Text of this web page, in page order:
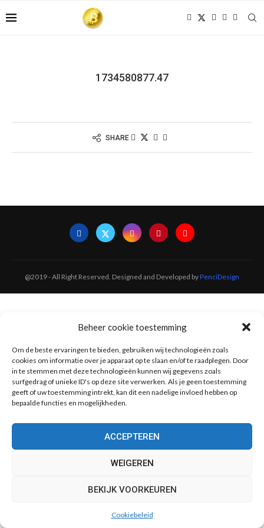
Beheer cookie toestemming
Om de beste ervaringen te bieden, gebruiken wij technologieën zoals
cookies om informatie over je apparaat op te slaan en/of te raadplegen. Door
in te stemmen met deze technologieën kunnen wij gegevens zoals
surfgedrag of unieke ID's op deze site verwerken. Als je geen toestemming
geeft of uw toestemming intrekt, kan dit een nadelige invloed hebben op
bepaalde functies en mogelijkheden.
ACCEPTEREN
WEIGEREN
BEKIJK VOORKEUREN
Cookiebeleid
1734580877.47
SHARE
@2019 - All Right Reserved. Designed and Developed byPenciDesign